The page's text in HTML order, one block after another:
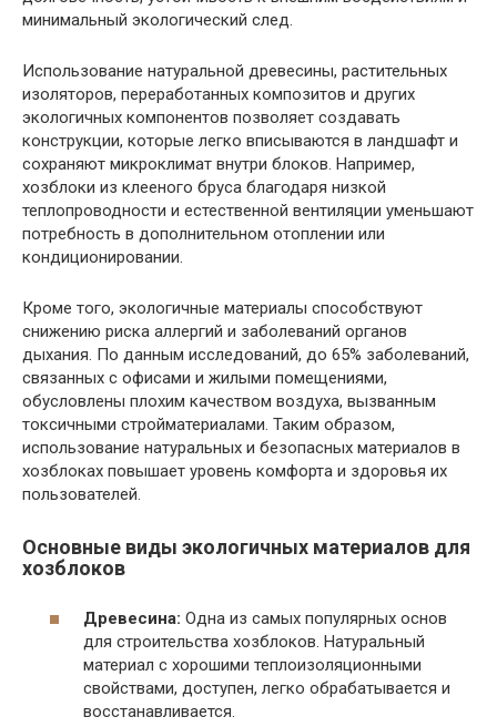
минимальный экологический след.
Использование натуральной древесины, растительных
изоляторов, переработанных композитов и других
экологичных компонентов позволяет создавать
конструкции, которые легко вписываются в ландшафт и
сохраняют микроклимат внутри блоков. Например,
хозблоки из клееного бруса благодаря низкой
теплопроводности и естественной вентиляции уменьшают
потребность в дополнительном отоплении или
кондиционировании.
Кроме того, экологичные материалы способствуют
снижению риска аллергий и заболеваний органов
дыхания. По данным исследований, до 65% заболеваний,
связанных с офисами и жилыми помещениями,
обусловлены плохим качеством воздуха, вызванным
токсичными стройматериалами. Таким образом,
использование натуральных и безопасных материалов в
хозблоках повышает уровень комфорта и здоровья их
пользователей.
Основные виды экологичных материалов для
хозблоков
Древесина: Одна из самых популярных основ
для строительства хозблоков. Натуральный
материал с хорошими теплоизоляционными
свойствами, доступен, легко обрабатывается и
восстанавливается.